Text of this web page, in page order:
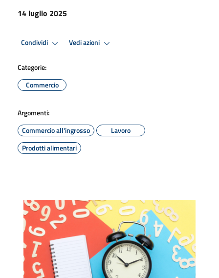
14 luglio 2025
Condividi Vedi azioni
Categorie:
Commercio
Argomenti:
Commercio all'ingrosso
Lavoro
Prodotti alimentari